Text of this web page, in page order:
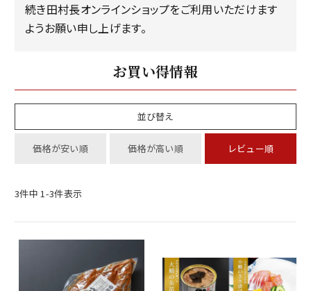
続き田村長オンラインショップをご利用いただけます
ようお願い申し上げます。
お買い得情報
並び替え
価格が安い順 価格が高い順 レビュー順
3件中 1-3件表示